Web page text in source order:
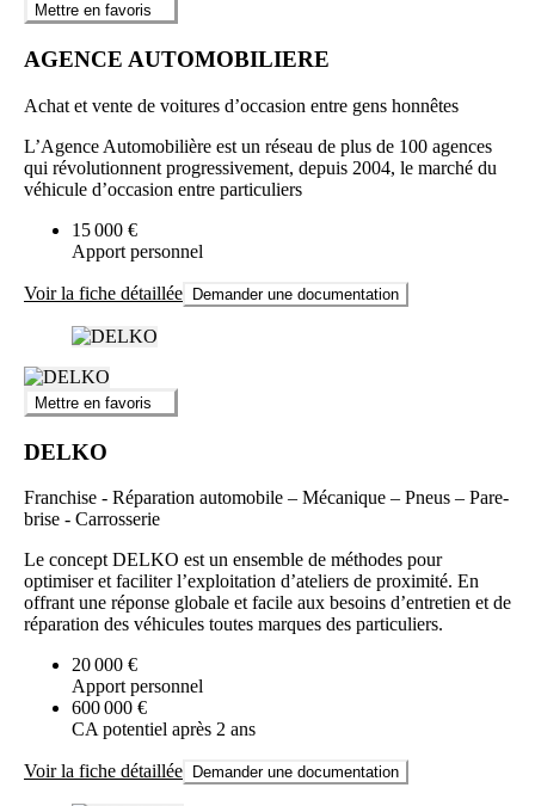
Mettre en favoris
AGENCE AUTOMOBILIERE
Achat et vente de voitures d’occasion entre gens honnêtes
L’Agence Automobilière est un réseau de plus de 100 agences
qui révolutionnent progressivement, depuis 2004, le marché du
véhicule d’occasion entre particuliers
15 000 €
Apport personnel
Voir la fiche détaillée Demander une documentation
Mettre en favoris
DELKO
Franchise - Réparation automobile – Mécanique – Pneus – Pare-
brise - Carrosserie
Le concept DELKO est un ensemble de méthodes pour
optimiser et faciliter l’exploitation d’ateliers de proximité. En
offrant une réponse globale et facile aux besoins d’entretien et de
réparation des véhicules toutes marques des particuliers.
20 000 €
Apport personnel
600 000 €
CA potentiel après 2 ans
Voir la fiche détaillée Demander une documentation